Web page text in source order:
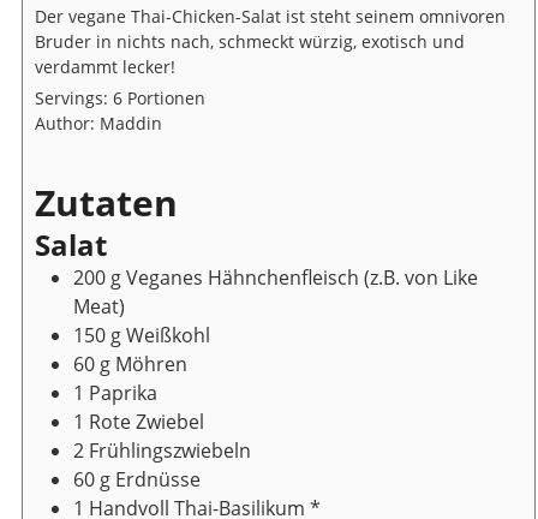
Der vegane Thai-Chicken-Salat ist steht seinem omnivoren
Bruder in nichts nach, schmeckt würzig, exotisch und
verdammt lecker!
Servings: 6 Portionen
Author: Maddin
Zutaten
Salat
200 gVeganes Hähnchenfleisch (z.B. von Like
Meat)
150 gWeißkohl
60 g Möhren
1 Paprika
1 Rote Zwiebel
2 Frühlingszwiebeln
60 g Erdnüsse
1 Handvoll Thai-Basilikum *